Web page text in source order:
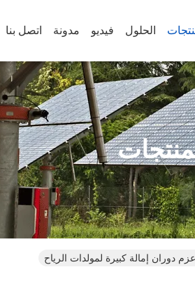
الحلول فيديو مدونة اتصل بنا